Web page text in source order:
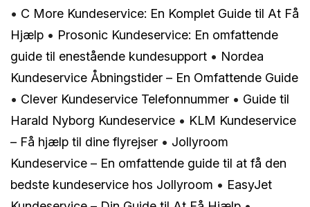
• C More Kundeservice: En Komplet Guide til At Få
Hjælp • Prosonic Kundeservice: En omfattende
guide til enestående kundesupport • Nordea
Kundeservice Åbningstider – En Omfattende Guide
• Clever Kundeservice Telefonnummer • Guide til
Harald Nyborg Kundeservice • KLM Kundeservice
– Få hjælp til dine flyrejser • Jollyroom
Kundeservice – En omfattende guide til at få den
bedste kundeservice hos Jollyroom • EasyJet